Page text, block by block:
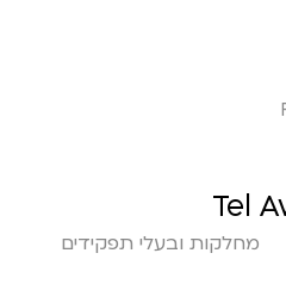
Tel
מחלקות ובעלי תפקידים